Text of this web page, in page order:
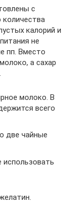
с
калорий и
не
пп. Вместо
а сахар
молоко. В
всего
две чайные